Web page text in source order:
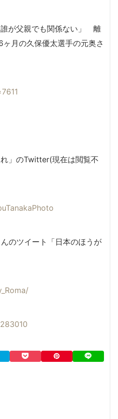
誰が父親でも関係ない」 離
月の久保優太選手の元奥さ
」のTwitter(現在は閲覧不
のツイート「日本のほうが